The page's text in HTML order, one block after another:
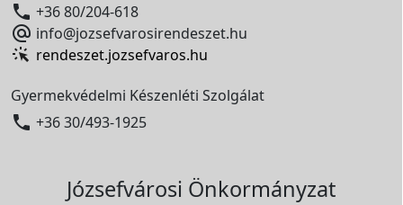
 +36 80/204-618
 info@jozsefvarosirendeszet.hu
rendeszet.jozsefvaros.hu
Gyermekvédelmi Készenléti Szolgálat
 +36 30/493-1925
Józsefvárosi Önkormányzat